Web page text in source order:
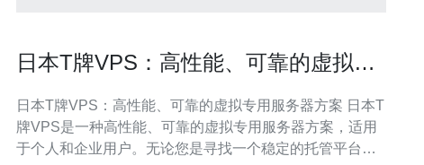
日本T牌VPS：高性能、可靠的虚拟专
日本T牌VPS：高性能、可靠的虚拟专用服务器方案 日本T
牌VPS是一种高性能、可靠的虚拟专用服务器方案，适用
于个人和企业用户。无论您是寻找一个稳定的托管平台，